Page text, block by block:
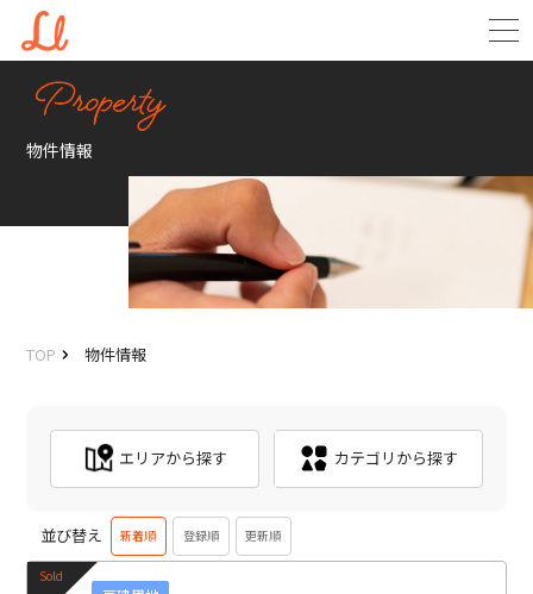
物件情報
TOP 物件情報
エリアから探す カテゴリから探す
並び替え 新着順 登録順 更新順